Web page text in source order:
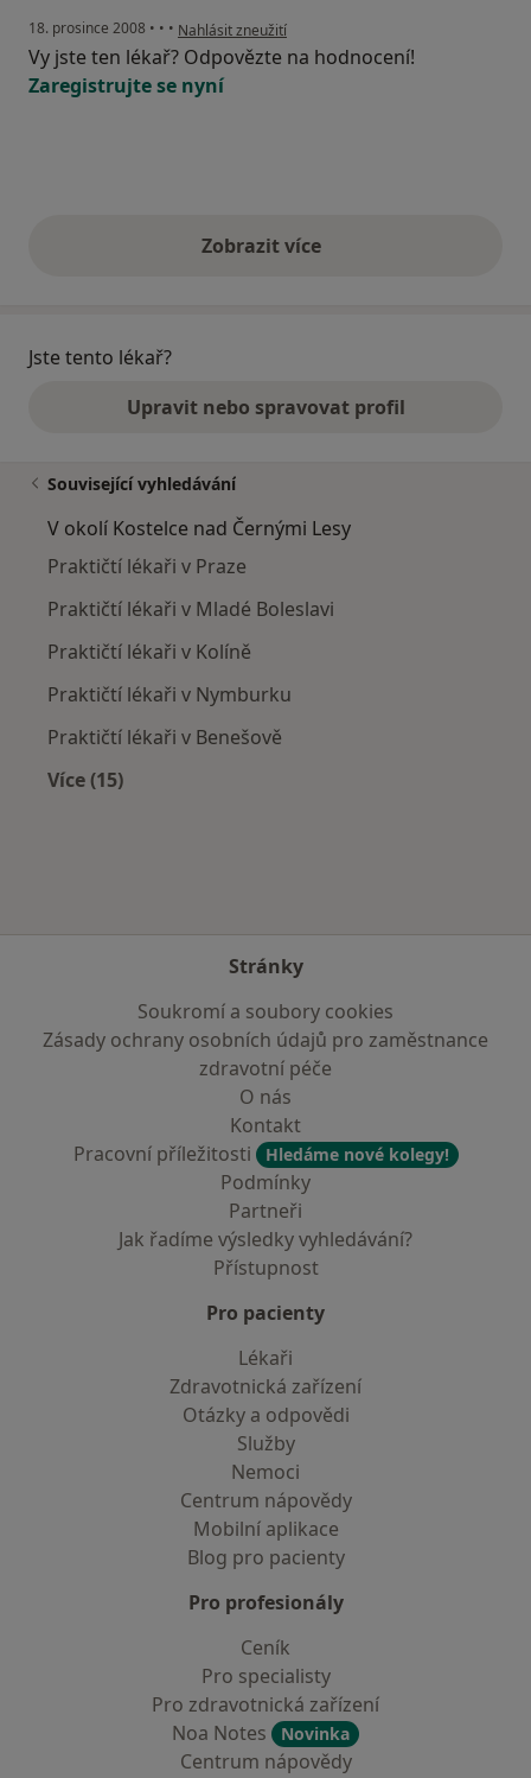
18. prosince 2008 • • • podle názoru uživatele BYVALA PACIENTKA
Nahlásit zneužití
Vy jste ten lékař? Odpovězte na hodnocení!
Zaregistrujte se nyní
Zobrazit vícevýše uvedené názory
Jste tento lékař?
Upravit nebo spravovat profil
Související vyhledávání
V okolí Kostelce nad Černými Lesy
Praktičtí lékaři v Praze
Praktičtí lékaři v Mladé Boleslavi
Praktičtí lékaři v Kolíně
Praktičtí lékaři v Nymburku
Praktičtí lékaři v Benešově
Více (15)
Stránky
Soukromí a soubory cookies
Zásady ochrany osobních údajů pro zaměstnance
zdravotní péče
O nás
Kontakt
Pracovní příležitosti
Hledáme nové kolegy!
Podmínky
Partneři
Jak řadíme výsledky vyhledávání?
Přístupnost
Pro pacienty
Lékaři
Zdravotnická zařízení
Otázky a odpovědi
Služby
Nemoci
Centrum nápovědy
Mobilní aplikace
Blog pro pacienty
Pro profesionály
Ceník
Pro specialisty
Pro zdravotnická zařízení
Noa Notes
Novinka
Centrum nápovědy